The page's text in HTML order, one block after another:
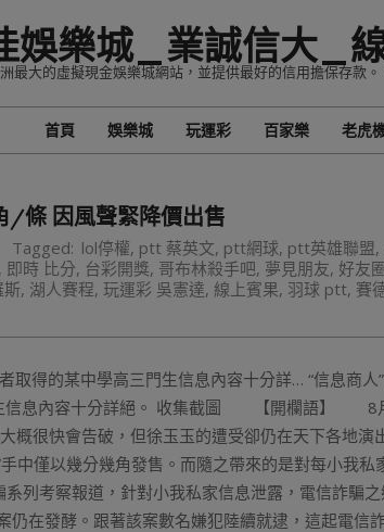
娛樂城_業誠信大_
最大的虛擬現金娛樂城網站，並提供最好的信用擔保存款
Primary
Menu
首頁 娛樂城 玩運彩 百家樂 老虎
/條 因風聲緊降價出售
Tagged: lol停權, ptt 蔡英文, ptt網球, ptt英雄聯盟,
, 即時 比分, 台彩開獎, 哥布林殺手吧, 夢見朋友, 好友
斯, 湖人賽程, 玩運彩 吳憲達, 線上賓果, 羽球 ptt, 賽
取得的某中學高三門生信息內容十分詳… “信息商人
生信息內容十分詳絕。 收集截圖 【開欄語】 8
概很快會告破，但徐玉玉的遭受卻仍在天下各地演
中僅以幾分幾角發售。而隨之帶來的是對每小我私
考察報道，針對小我私家信息泄露，電信詐騙之
在發酵。跟著該案數名嫌犯陸續就逮，這起電信